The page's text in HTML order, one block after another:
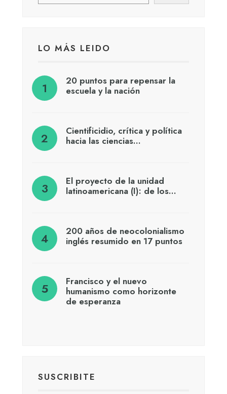
LO MÁS LEIDO
20 puntos para repensar la
escuela y la nación
Cientificidio, crítica y política
hacia las ciencias…
El proyecto de la unidad
latinoamericana (I): de los…
200 años de neocolonialismo
inglés resumido en 17 puntos
Francisco y el nuevo
humanismo como horizonte
de esperanza
SUSCRIBITE